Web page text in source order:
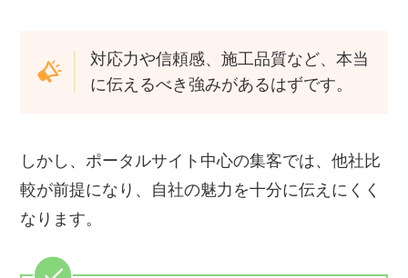
対応力や信頼感、施工品質など、本当
に伝えるべき強みがあるはずです。
しかし、ポータルサイト中心の集客では、他社比
較が前提になり、自社の魅力を十分に伝えにくく
なります。